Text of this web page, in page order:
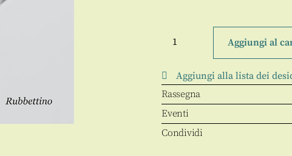
mondo
sotto
quantità
Aggiungi al
Aggiungi alla lista dei
Rassegna
Eventi
Condividi